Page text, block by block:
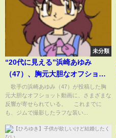
未分類
“20代に見える”浜崎あゆみ
（47）、胸元大胆なオフショッ
ト動画に「セクシーすぎま
す！」「姫の格好がもう夏」な
どさまざまな反響(ABEMA
歌手の浜崎あゆみ（47）が投稿した胸
元大胆なオフショット動画に、さまざまな
反響が寄せられている。 これまでに
も、ジムで撮影したラフな装い...